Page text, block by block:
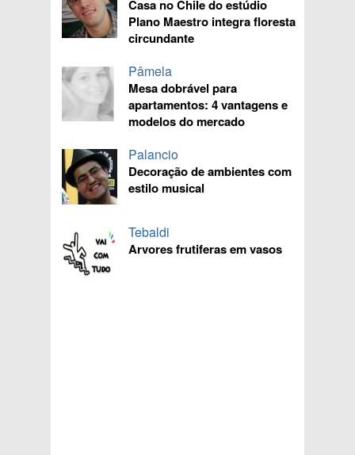
Casa no Chile do estúdio
Plano Maestro integra floresta
circundante
Pâmela
Mesa dobrável para
apartamentos: 4 vantagens e
modelos do mercado
Palancio
Decoração de ambientes com
estilo musical
Tebaldi
Arvores frutiferas em vasos